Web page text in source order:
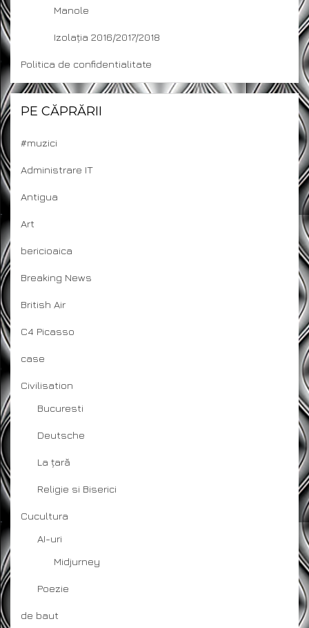
Manole
Izolația 2016/2017/2018
Politica de confidentialitate
PE CĂPRĂRII
#muzici
Administrare IT
Antigua
Art
bericioaica
Breaking News
British Air
C4 Picasso
case
Civilisation
Bucuresti
Deutsche
La țară
Religie si Biserici
Cucultura
AI-uri
Midjurney
Poezie
de baut